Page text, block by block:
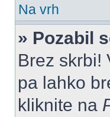
Na vrh
» Pozabil
Brez skrbi!
pa lahko
kliknite na